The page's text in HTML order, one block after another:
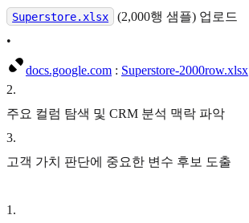
Superstore.xlsx
(2,000행 샘플) 업로드
•
docs.google.com : Superstore-2000row.xlsx
2.
주요 컬럼 탐색 및 CRM 분석 맥락 파악
3.
고객 가치 판단에 중요한 변수 후보 도출
1 .